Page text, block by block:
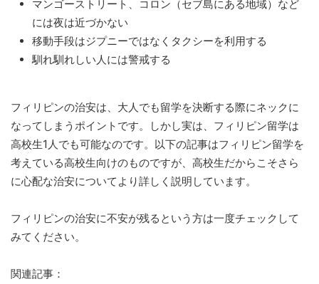
マンゴーストリート、コロン（セブ島にある地域）など
には夜は近づかない
移動手段はジプニーではなくタクシーを利用する
馴れ馴れしい人には警戒する
フィリピンの治安は、大人でも留学を決断する際にネックに
なってしまうポイントです。しかし実は、フィリピン留学は
高校生1人でも可能なのです。以下の記事はフィリピン留学を
考えている高校生向けのものですが、高校生だからこそさら
に心配な治安についてより詳しく説明しています。
フィリピンの治安に不安が残るという方は一度チェックして
みてください。
関連記事：